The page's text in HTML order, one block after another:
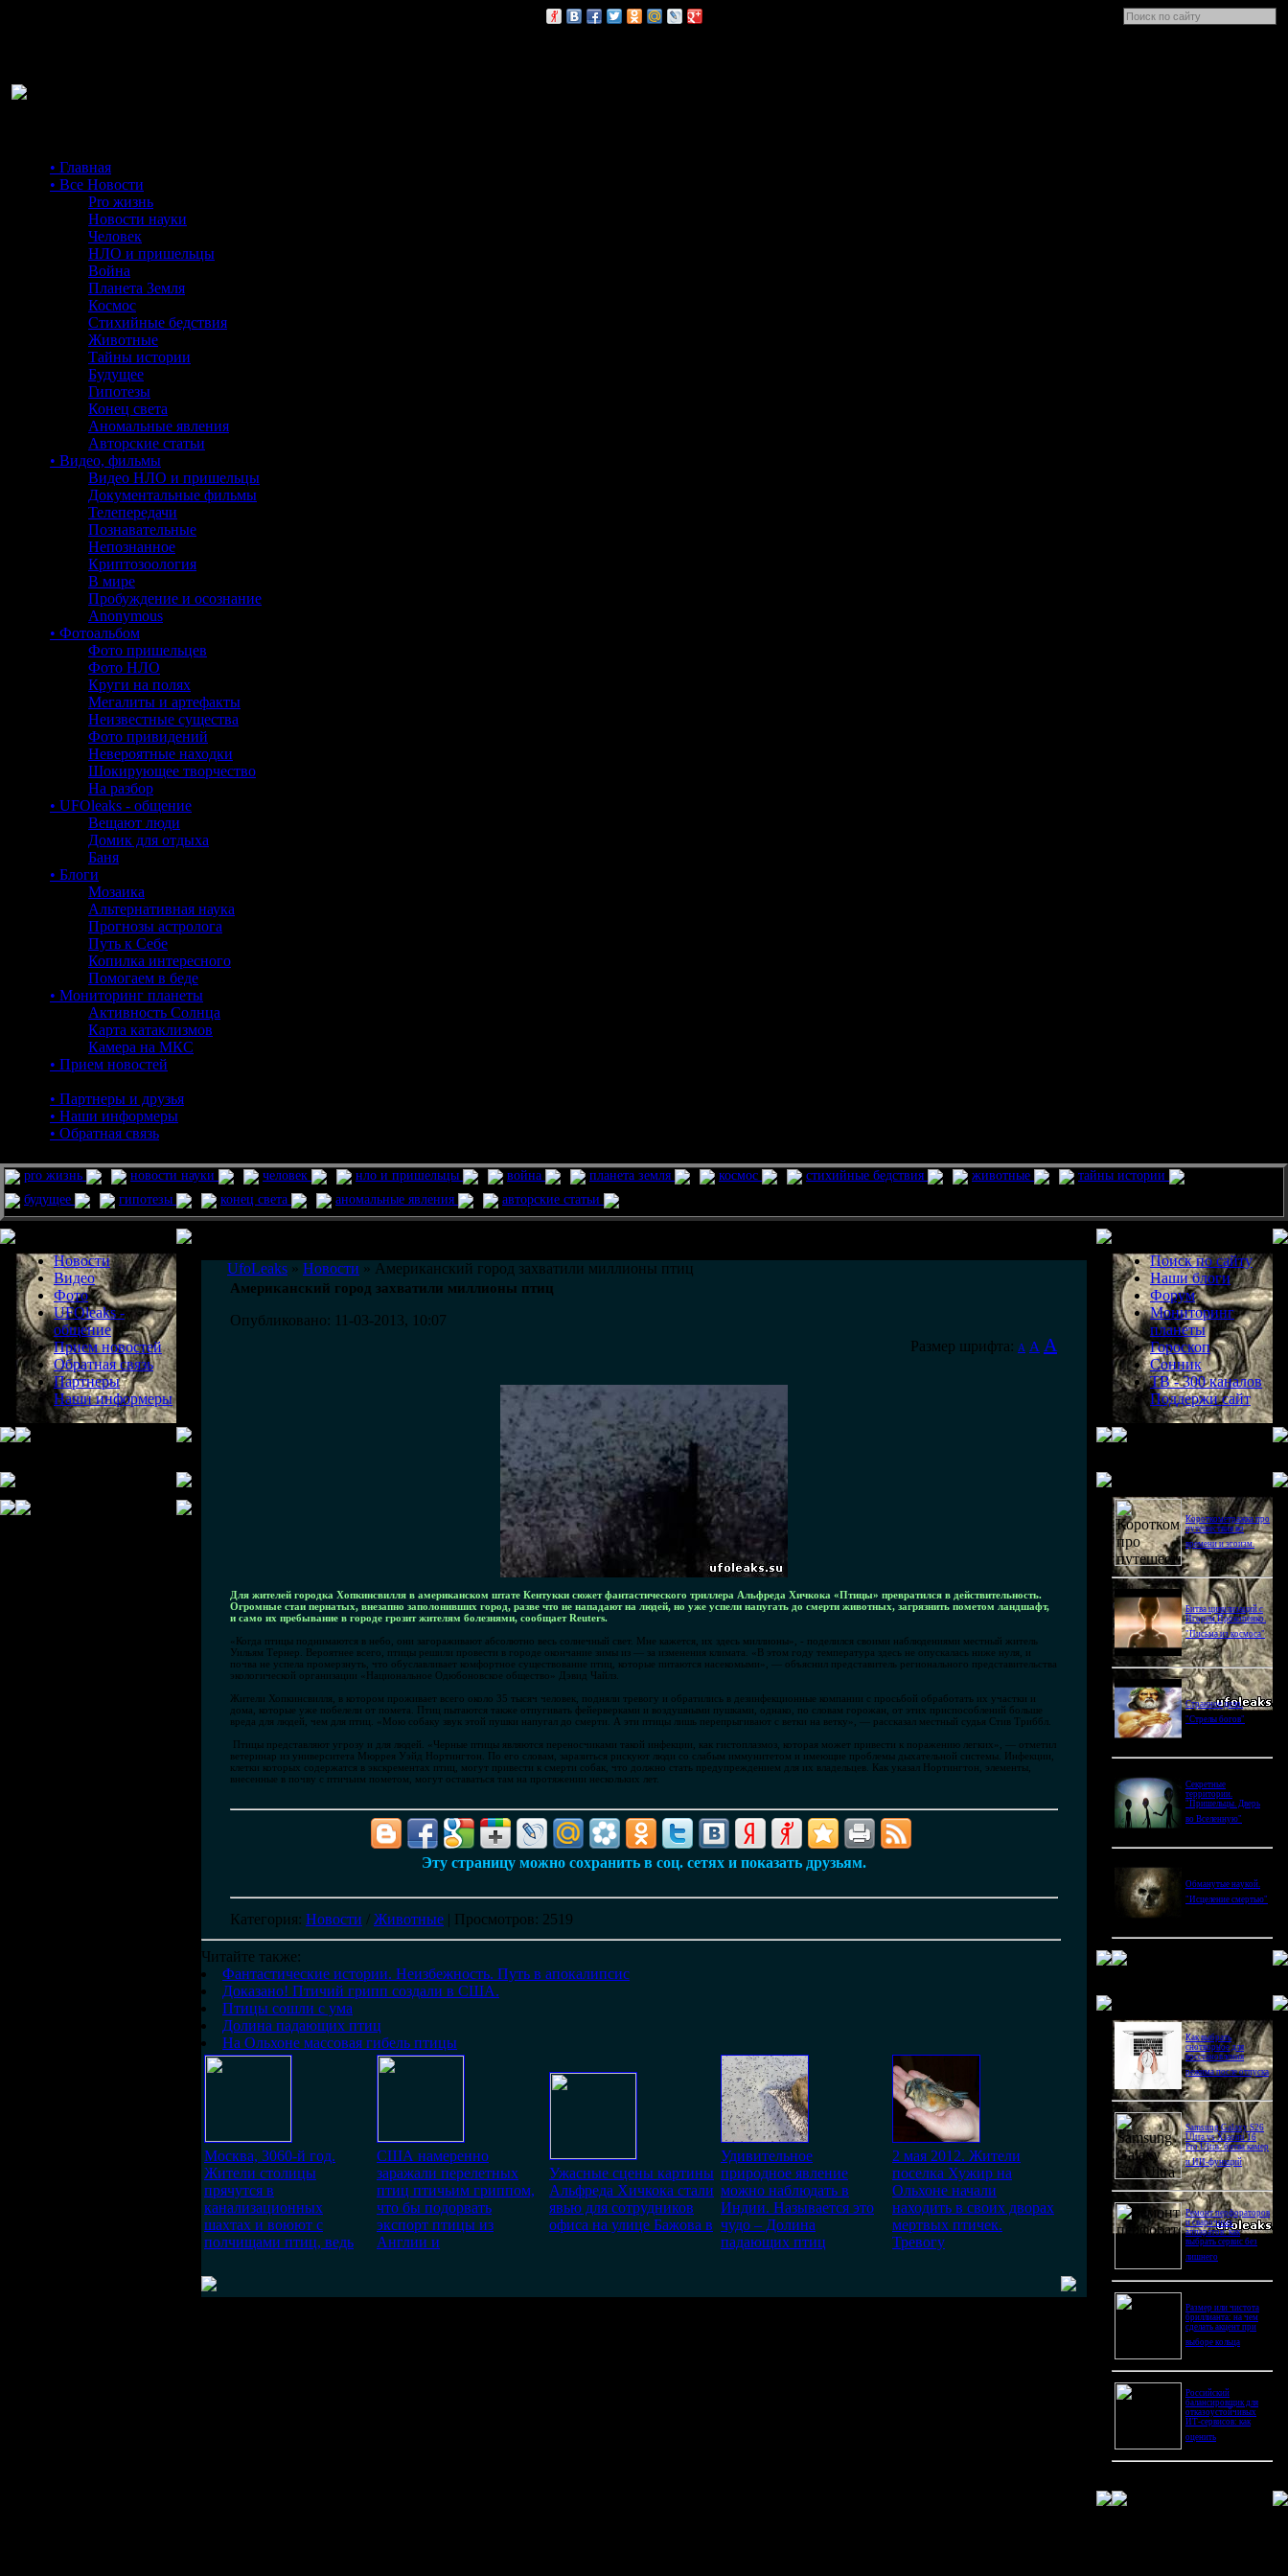
• Главная
• Все Новости
Pro жизнь
Новости науки
Человек
НЛО и пришельцы
Война
Планета Земля
Космос
Стихийные бедствия
Животные
Тайны истории
Будущее
Гипотезы
Конец света
Аномальные явления
Авторские статьи
• Видео, фильмы
Видео НЛО и пришельцы
Документальные фильмы
Телепередачи
Познавательные
Непознанное
Криптозоология
В мире
Пробуждение и осознание
Anonymous
• Фотоальбом
Фото пришельцев
Фото НЛО
Круги на полях
Мегалиты и артефакты
Неизвестные существа
Фото привидений
Невероятные находки
Шокирующее творчество
На разбор
• UFOleaks - общение
Вещают люди
Домик для отдыха
Баня
• Блоги
Мозаика
Альтернативная наука
Прогнозы астролога
Путь к Себе
Копилка интересного
Помогаем в беде
• Мониторинг планеты
Активность Солнца
Карта катаклизмов
Камера на МКС
• Прием новостей
• Партнеры и друзья
• Наши информеры
• Обратная связь
pro жизнь новости науки человек нло и пришельцы война планета земля космос стихийные бедствия животные
тайны истории
будущее
гипотезы конец света аномальные явления авторские статьи
Новости
Видео
Фото
UFOleaks -
общение
Прием новостей
Обратная связь
Партнеры
Наши информеры
UfoLeaks » Новости » Американский город захватили миллионы птиц
Американский город захватили миллионы птиц
Опубликовано: 11-03-2013, 10:07
Размер шрифта: A A A
Для жителей городка Хопкинсвилля в американском штате Кентукки сюжет фантастического триллера Альфреда Хичкока «Птицы» превратился в действительность.
Огромные стаи пернатых, внезапно заполонивших город, разве что не нападают на людей, но уже успели напугать до смерти животных, загрязнить пометом ландшафт,
и само их пребывание в городе грозит жителям болезнями, сообщает Reuters.
«Когда птицы поднимаются в небо, они загораживают абсолютно весь солнечный свет. Мне кажется, их здесь миллионы», - поделился своими наблюдениями местный житель
Уильям Тернер. Вероятнее всего, птицы решили провести в городе окончание зимы из — за изменения климата. «В этом году температура здесь не опускалась ниже нуля, и
почва не успела промерзнуть, что обуславливает комфортное существование птиц, которые питаются насекомыми», — объяснил представитель регионального представительства
экологической организации «Национальное Одюбоновское общество» Дэвид Чайлз.
Жители Хопкинсвилля, в котором проживает всего около 35 тысяч человек, подняли тревогу и обратились в дезинфекционные компании с просьбой обработать их участки и
дома, которые уже побелели от помета. Птиц пытаются также отпугивать фейерверками и воздушными пушками, однако, по словам горожан, от этих приспособлений больше
вреда для людей, чем для птиц. «Мою собаку звук этой пушки напугал до смерти. А эти птицы лишь перепрыгивают с ветки на ветку», — рассказал местный судья Стив Триббл.
Птицы представляют угрозу и для людей. «Черные птицы являются переносчиками такой инфекции, как гистоплазмоз, которая может привести к поражению легких», — отметил
ветеринар из университета Мюррея Уэйд Нортингтон. По его словам, заразиться рискуют люди со слабым иммунитетом и имеющие проблемы дыхательной системы. Инфекции,
клетки которых содержатся в экскрементах птиц, могут привести к смерти собак, что должно стать предупреждением для их владельцев. Как указал Нортингтон, элементы,
внесенные в почву с птичьим пометом, могут оставаться там на протяжении нескольких лет.
Эту страницу можно сохранить в соц. сетях и показать друзьям.
Категория: Новости / Животные | Просмотров: 2519
Читайте также:
Фантастические истории. Неизбежность. Путь в апокалипсис
Доказано! Птичий грипп создали в США.
Птицы сошли с ума
Долина падающих птиц
На Ольхоне массовая гибель птицы
Москва, 3060-й год.
Жители столицы
прячутся в
канализационных
шахтах и воюют с
полчищами птиц, ведь
США намеренно
заражали перелетных
птиц птичьим гриппом,
что бы подорвать
экспорт птицы из
Англии и
Ужасные сцены картины
Альфреда Хичкока стали
явью для сотрудников
офиса на улице Бажова в
Удивительное
природное явление
можно наблюдать в
Индии. Называется это
чудо – Долина
падающих птиц
2 мая 2012. Жители
поселка Хужир на
Ольхоне начали
находить в своих дворах
мертвых птичек.
Тревогу
Поиск по сайту
Наши блоги
Форум
Мониторинг
планеты
Гороскоп
Сонник
ТВ - 300 каналов
Поддержи сайт
Короткометражка про
путешествия во
времени и эгоизм.
Битва цивилизаций с
Игорем Прокопенко.
"Письма из космоса"
Странное дело.
"Стрелы богов"
Секретные
территории.
"Пришельцы. Дверь
во Вселенную"
Обманутые наукой.
"Исцеление смертью"
Как выбрать
снотворное для
восстановления
режима после отпуска
Samsung Galaxy S26
Ultra vs Xiaomi 16
Pro Ultra: битва камер
и ИИ-функций
Ремонт перфораторов
и сварочных
аппаратов: как
выбрать сервис без
лишнего
Размер или чистота
бриллианта: на чем
сделать акцент при
выборе кольца
Российский
балансировщик для
отказоустойчивых
ИТ-сервисов: как
оценить